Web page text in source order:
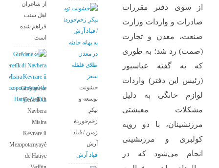
از سوی دفتر مقررات
صادرات و واردات وزارت
صنعت، معدن و تجارت
(صمت) رد شد؛ به طوری
که به گفته عباسپور
(رئیس این دفتر) واردات
لوازم خانگی به دلیل
مشکلات معیشتی
مرزنشینان، با دو رویه
کولبری و مرزنشینی
انجام می‌شود که در
بە بهانه حادثە
در معدن
طلای قلقله
سقز
خشونت
توسعه و
پیکرِ
زخم‌خوردهٔ
زمین / قباد
آرش
قباد آرش
از شاعران
اهل سنت
فراهم شده
است
Girêdaneke
Genetîk di
Navbera
Misira
Kevnare û
Mezopotamyayê
de Hatiye